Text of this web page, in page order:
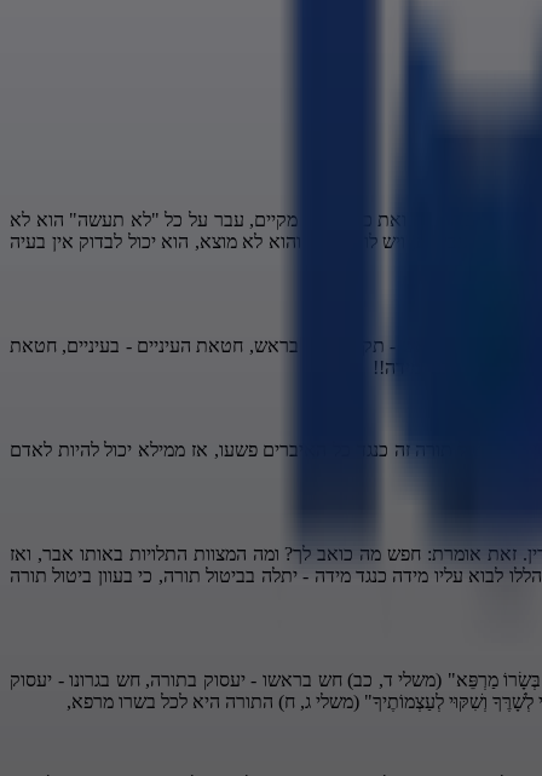
מצוות התורה ואת כולם הוא מקיים, עבר על כל "לא תעשה" הוא לא
עבירות, ויש לו ייסורים והוא לא מוצא, הוא יכול לבדוק אין בעיה
מידה; חטאת בראש - תקבל עונש בראש, חטאת העיניים - בעיניים, חטאת
אפילו שלא כנד מידה!!
ביטול תורה זה כנגד כל האיברים פשעו, אז ממילא יכול להיות לאדם
זאת אומרת: חפש מה כואב לך? ומה המצוות התלויות באותו אבר, ואז
לבוא עליו מידה כנגד מידה - יתלה בביטול תורה, כי בעוון ביטול תורה
בְּשָׂרוֹ מַרְפֵּא" (משלי ד, כב) חש בראשו - יעסוק בתורה, חש בגרונו - יעסוק
לְשָׁרֶּךָ וְשִׁקּוּי לְעַצְמוֹתֶיךָ" (משלי ג, ח) התורה היא לכל בשרו מרפא,